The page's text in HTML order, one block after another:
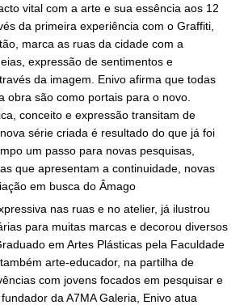
vital com a arte e sua essência aos 12
da primeira experiência com o Graffiti,
marca as ruas da cidade com a
expressão de sentimentos e
da imagem. Enivo afirma que todas
obra são como portais para o novo.
conceito e expressão transitam de
série criada é resultado do que já foi
um passo para novas pesquisas,
que apresentam a continuidade, novas
em busca do Âmago
nas ruas e no atelier, já ilustrou
para muitas marcas e decorou diversos
em Artes Plásticas pela Faculdade
arte-educador, na partilha de
com jovens focados em pesquisar e
da A7MA Galeria, Enivo atua